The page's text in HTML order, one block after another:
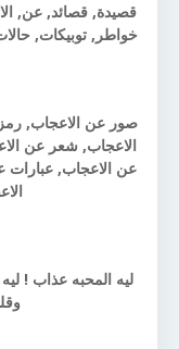
قصيدة, قصائد, عن,
خواطر, توبيكات,
صور عن الاعجاب,
الاعجاب, شعر عن
عن الاعجاب,
ليه المحبه عذاب !